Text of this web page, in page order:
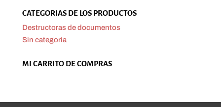
CATEGORIAS DE LOS PRODUCTOS
Destructoras de documentos
Sin categoría
MI CARRITO DE COMPRAS